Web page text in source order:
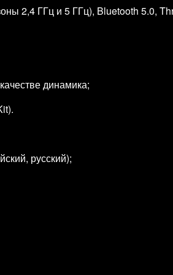
2,4 ГГц и 5 ГГц), Bluetooth 5.0,
динамика;
русский);